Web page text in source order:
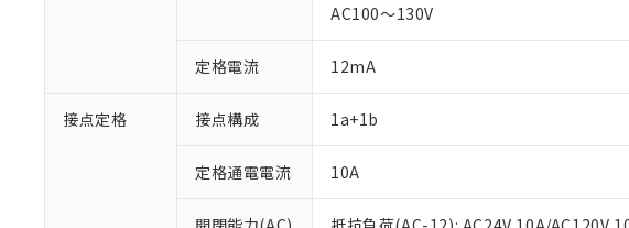
AC100～130V
定格電流 12mA
接点定格 接点構成 1a+1b
定格通電電流 10A
ご利用条件
以下の条件をお読みいただき、同意
くものです。
対応済み：EU RoHS指令（10物
調査・確認中：EU RoHS指令（10物
非該当品：ライセンス料など無形物
仕入先様の事情により、非含有部品
があります。
六価クロム(Cr(Ⅵ)) 1000ppm以下、ポリ臭化ビ
※1 中国RoHS○×表
「×」：最大均質材料含有率が中国
「－」：未確認です。当社販売部門
う）を輸出または国外への提供